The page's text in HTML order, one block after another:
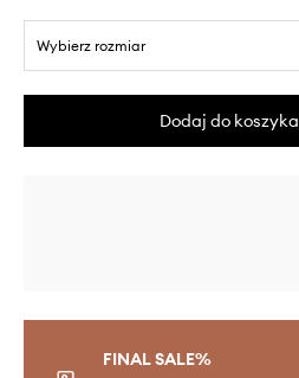
Wybierz rozmiar
Dodaj do koszyka
FINAL SALE%